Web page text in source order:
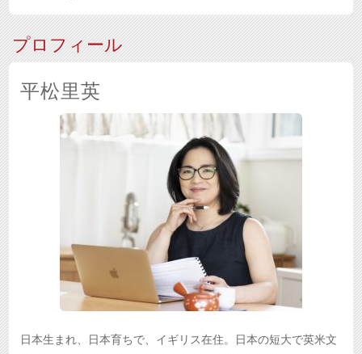
プロフィール
平松里英
日本生まれ、日本育ちで、イギリス在住。日本の短大で英米文